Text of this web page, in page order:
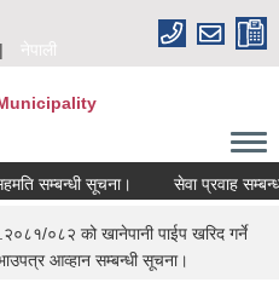
नेपाली
सम्बन्धी सूचना। सेवा प्रवाह
०८२ को खानेपानी पाईप खरिद गर्ने
आव्हान सम्बन्धी सूचना।